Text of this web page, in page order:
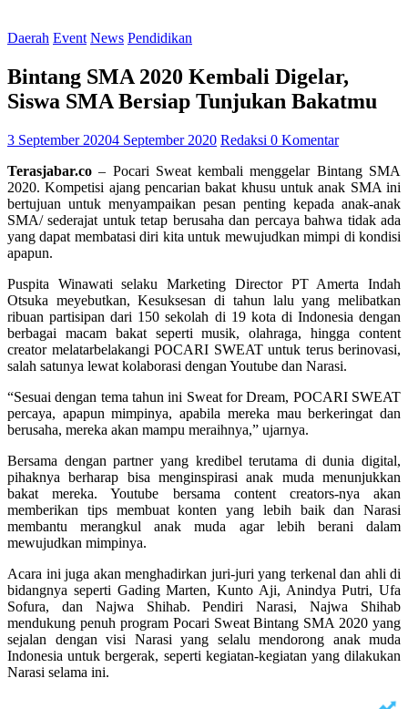
Daerah Event News Pendidikan
Bintang SMA 2020 Kembali Digelar,
Siswa SMA Bersiap Tunjukan Bakatmu
3 September 20204 September 2020 Redaksi 0 Komentar
Terasjabar.co– Pocari Sweat kembali menggelar Bintang SMA
2020. Kompetisi ajang pencarian bakat khusu untuk anak SMA ini
bertujuan untuk menyampaikan pesan penting kepada anak-anak
SMA/ sederajat untuk tetap berusaha dan percaya bahwa tidak ada
yang dapat membatasi diri kita untuk mewujudkan mimpi di kondisi
apapun.
Puspita Winawati selaku Marketing Director PT Amerta Indah
Otsuka meyebutkan, Kesuksesan di tahun lalu yang melibatkan
ribuan partisipan dari 150 sekolah di 19 kota di Indonesia dengan
berbagai macam bakat seperti musik, olahraga, hingga content
creator melatarbelakangi POCARI SWEAT untuk terus berinovasi,
salah satunya lewat kolaborasi dengan Youtube dan Narasi.
“Sesuai dengan tema tahun ini Sweat for Dream, POCARI SWEAT
percaya, apapun mimpinya, apabila mereka mau berkeringat dan
berusaha, mereka akan mampu meraihnya,” ujarnya.
Bersama dengan partner yang kredibel terutama di dunia digital,
pihaknya berharap bisa menginspirasi anak muda menunjukkan
bakat mereka. Youtube bersama content creators-nya akan
memberikan tips membuat konten yang lebih baik dan Narasi
membantu merangkul anak muda agar lebih berani dalam
mewujudkan mimpinya.
Acara ini juga akan menghadirkan juri-juri yang terkenal dan ahli di
bidangnya seperti Gading Marten, Kunto Aji, Anindya Putri, Ufa
Sofura, dan Najwa Shihab. Pendiri Narasi, Najwa Shihab
mendukung penuh program Pocari Sweat Bintang SMA 2020 yang
sejalan dengan visi Narasi yang selalu mendorong anak muda
Indonesia untuk bergerak, seperti kegiatan-kegiatan yang dilakukan
Narasi selama ini.